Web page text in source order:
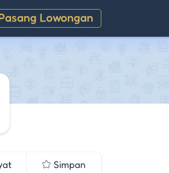
Lowongan
Simpan